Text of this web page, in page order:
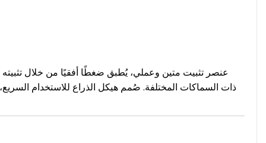
ذات السماكات المختلفة. صُمم هيكل الذراع للاستخدام السريع،